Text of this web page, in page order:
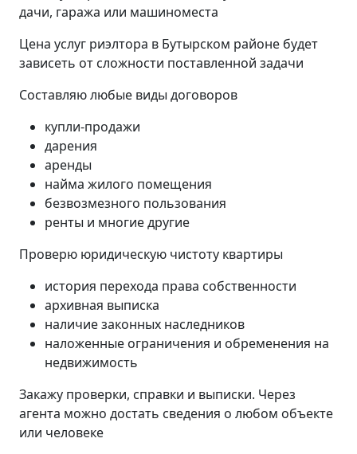
дачи, гаража или машиноместа
Цена услуг риэлтора в Бутырском районе будет
зависеть от сложности поставленной задачи
Составляю любые виды договоров
купли-продажи
дарения
аренды
найма жилого помещения
безвозмезного пользования
ренты и многие другие
Проверю юридическую чистоту квартиры
история перехода права собственности
архивная выписка
наличие законных наследников
наложенные ограничения и обременения на
недвижимость
Закажу проверки, справки и выписки. Через
агента можно достать сведения о любом объекте
или человеке